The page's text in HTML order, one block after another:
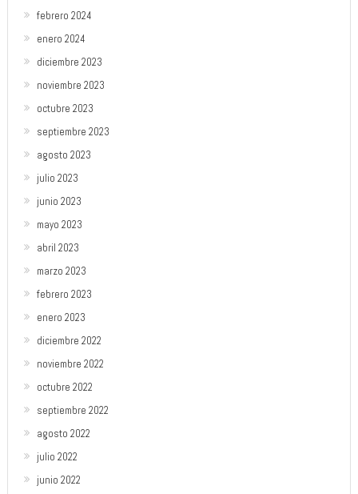
febrero 2024
enero 2024
diciembre 2023
noviembre 2023
octubre 2023
septiembre 2023
agosto 2023
julio 2023
junio 2023
mayo 2023
abril 2023
marzo 2023
febrero 2023
enero 2023
diciembre 2022
noviembre 2022
octubre 2022
septiembre 2022
agosto 2022
julio 2022
junio 2022